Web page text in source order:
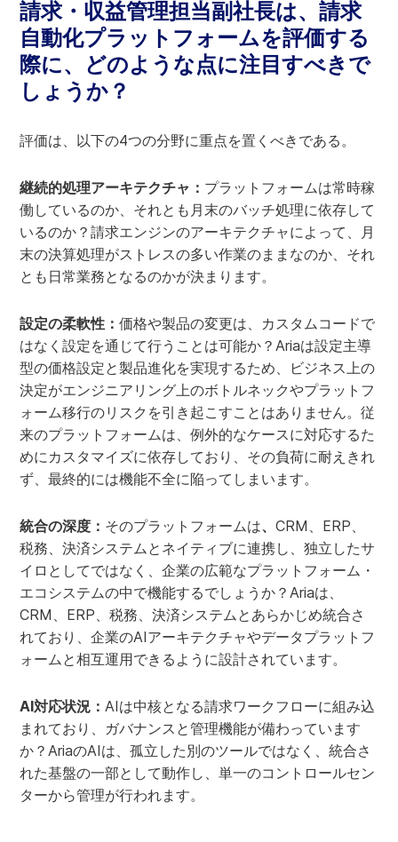
請求・収益管理担当副社長は、請求
自動化プラットフォームを評価する
際に、どのような点に注目すべきで
しょうか？
評価は、以下の4つの分野に重点を置くべきである。
継続的処理アーキテクチャ： プラットフォームは常時稼
働しているのか、それとも月末のバッチ処理に依存して
いるのか？請求エンジンのアーキテクチャによって、月
末の決算処理がストレスの多い作業のままなのか、それ
とも日常業務となるのかが決まります。
設定の柔軟性：価格や製品の変更は、カスタムコードで
はなく設定を通じて行うことは可能か？Ariaは設定主導
型の価格設定と製品進化を実現するため、ビジネス上の
決定がエンジニアリング上のボトルネックやプラットフ
ォーム移行のリスクを引き起こすことはありません。従
来のプラットフォームは、例外的なケースに対応するた
めにカスタマイズに依存しており、その負荷に耐えきれ
ず、最終的には機能不全に陥ってしまいます。
統合の深度： そのプラットフォームは、CRM、ERP、
税務、決済システムとネイティブに連携し、独立したサ
イロとしてではなく、企業の広範なプラットフォーム・
エコシステムの中で機能するでしょうか？Ariaは、
CRM、ERP、税務、決済システムとあらかじめ統合さ
れており、企業のAIアーキテクチャやデータプラットフ
ォームと相互運用できるように設計されています。
AI対応状況：AIは中核となる請求ワークフローに組み込
まれており、ガバナンスと管理機能が備わっています
か？AriaのAIは、孤立した別のツールではなく、統合さ
れた基盤の一部として動作し、単一のコントロールセン
ターから管理が行われます。